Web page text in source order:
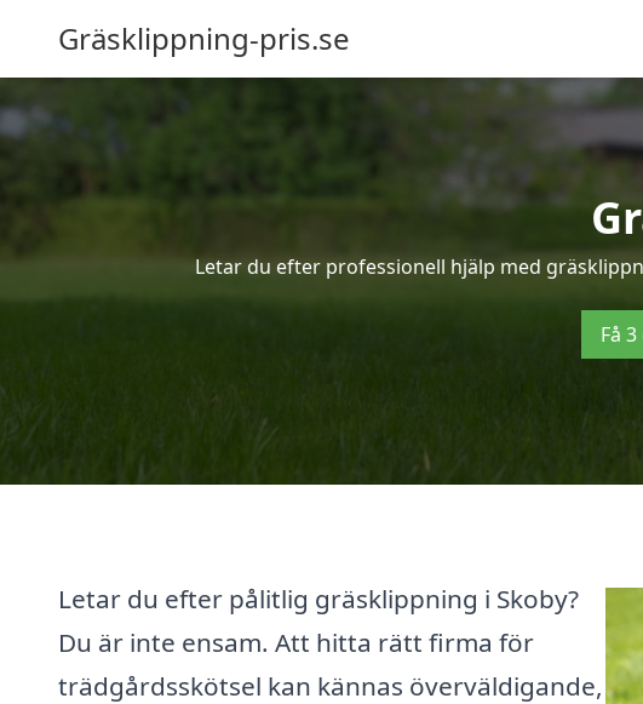
Gräsklippning-pris.se
Letar du efter professionell hjälp med
Få
Letar du efter pålitlig gräsklippning i Skoby?
Du är inte ensam. Att hitta rätt firma för
trädgårdsskötsel kan kännas överväldigande,